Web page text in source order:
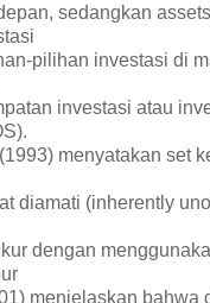
sedangkan
pilihan investasi di
investasi atau
menyatakan set
diamati (inherently
dengan
menjelaskan bahwa